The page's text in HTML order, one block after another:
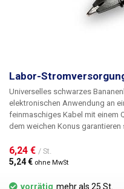
Labor-
Universelles schwarzes
elektronischen Anwendung an
feinmaschiges Kabel mit einem
dem weichen Konus
Kabel mit den Bananen
Stromkreis zu bilden. Erhältlich in
6,24 € / St.
5,24 € ohne MwSt
vorrätig mehr als 25 St.